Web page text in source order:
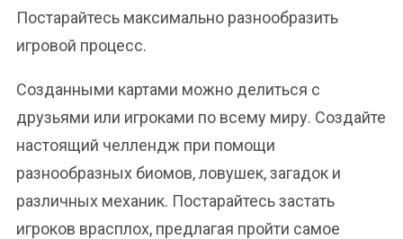
Постарайтесь максимально разнообразить
игровой процесс.
Созданными картами можно делиться с
друзьями или игроками по всему миру. Создайте
настоящий челлендж при помощи
разнообразных биомов, ловушек, загадок и
различных механик. Постарайтесь застать
игроков врасплох, предлагая пройти самое